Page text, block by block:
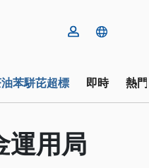
苯駢芘超標 即時 熱
運用局